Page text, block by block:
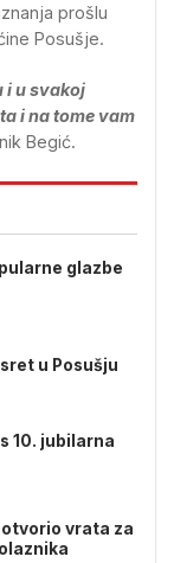
prošlu
Posušje.
i u svakoj
i na tome vam
Begić.
glazbe
u Posušju
10. jubilarna
vrata za